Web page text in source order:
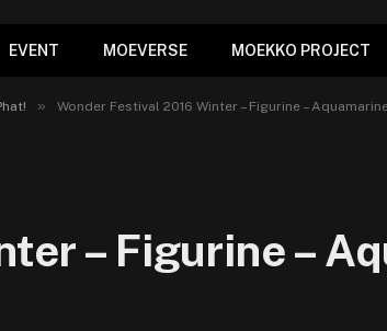
EVENT MOEVERSE MOEKKO PROJECT
» Wonder Festival 2016 Winter – Figurine –
– Figurine –